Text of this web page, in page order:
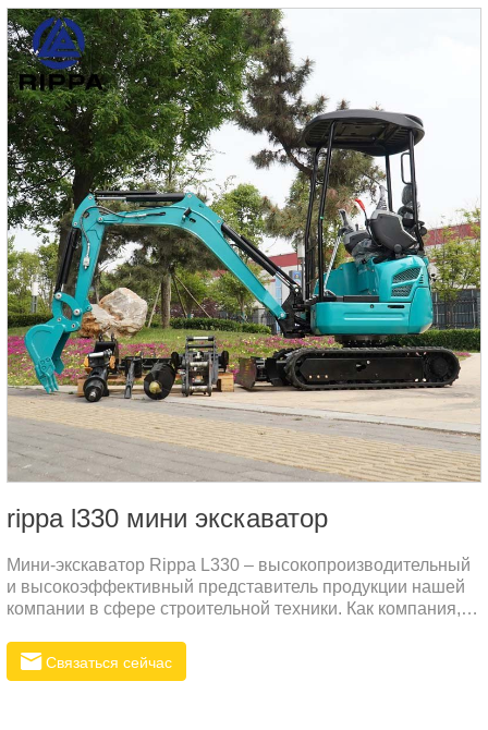
характеристикам.
rippa l330 мини экскаватор
Мини-экскаватор Rippa L330 – высокопроизводительный
и высокоэффективный представитель продукции нашей
компании в сфере строительной техники. Как компания,
Rippa стремится предоставлять клиентам по всему миру
надежное и долговечное оборудование, которое поможет
Связаться сейчас